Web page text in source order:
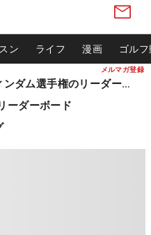
メルマガ登録
ン ライフ 漫画 ゴル
松山英樹ら出場 ウィンダム選手権のリーダーボード
ダーボード